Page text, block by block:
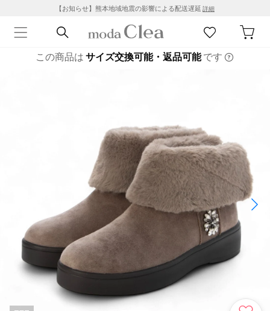
【お知らせ】熊本地域地震の影響による配送遅延 詳細
この商品は サイズ交換可能・返品可能です